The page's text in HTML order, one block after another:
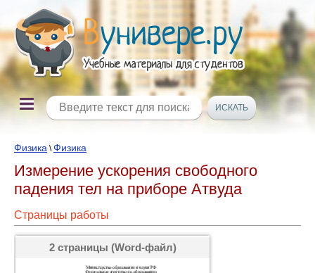
Физика \Физика
Измерение ускорения свободного
падения тел на приборе Атвуда
Страницы работы
2 страницы (Word-файл)